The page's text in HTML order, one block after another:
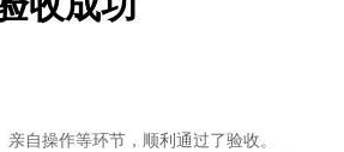
自操作等环节，顺利通过了验收。